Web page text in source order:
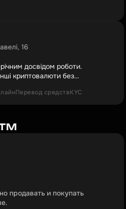
16
досвідом роботи.
криптовалюти без
Перевод средствKYC
продавать и покупать